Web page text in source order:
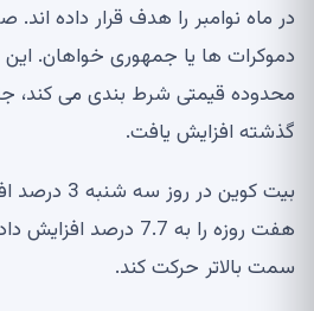
در ماه نوامبر را هدف قرار داده اند.
دموکرات ها یا جمهوری خواهان.
محدوده قیمتی شرط بندی می کند،
گذشته افزایش یافت.
بیت کوین در
هفت روزه را به 7.7 درصد
سمت بالاتر حرکت کند.